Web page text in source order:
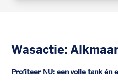
Wasactie:
Profiteer NU: een volle tank én